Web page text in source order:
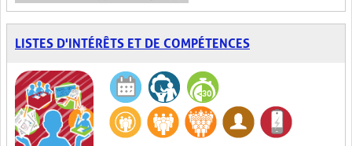
LISTES D'INTÉRÊTS ET DE COMPÉTENCES